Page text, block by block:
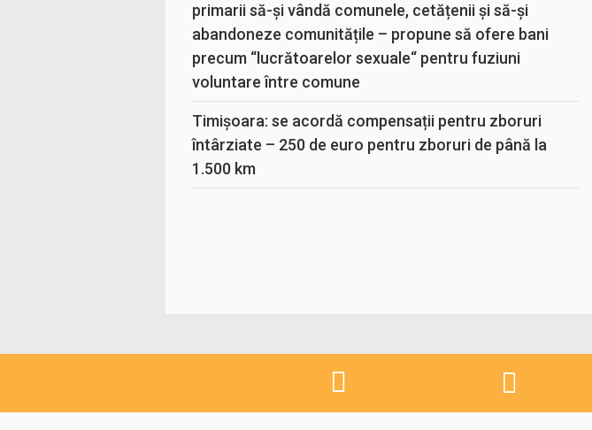
primarii să-și vândă comunele, cetățenii și să-și
abandoneze comunitățile – propune să ofere bani
precum “lucrătoarelor sexuale“ pentru fuziuni
voluntare între comune
Timișoara: se acordă compensații pentru zboruri
întârziate – 250 de euro pentru zboruri de până la
1.500 km